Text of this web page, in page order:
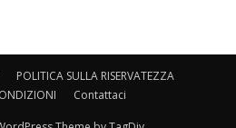
POLITICA SULLA RISERVATEZZA
Contattaci